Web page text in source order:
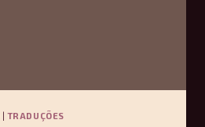
|TRADUÇÕES